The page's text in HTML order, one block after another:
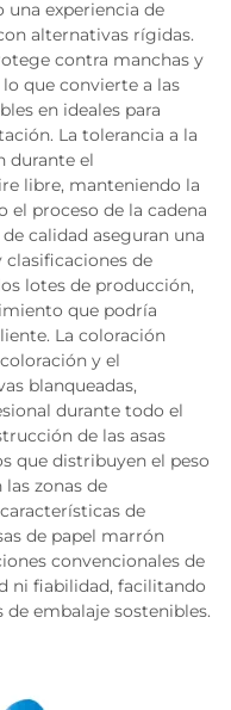
experiencia de
alternativas rígidas.
contra manchas y
que convierte a las
en ideales para
La tolerancia a la
durante el
libre, manteniendo la
el proceso de la cadena
calidad aseguran una
de
lotes de producción,
que podría
La coloración
y el
blanqueadas,
durante todo el
de las asas
que distribuyen el peso
zonas de
de
de papel marrón
convencionales de
ni fiabilidad, facilitando
embalaje sostenibles.